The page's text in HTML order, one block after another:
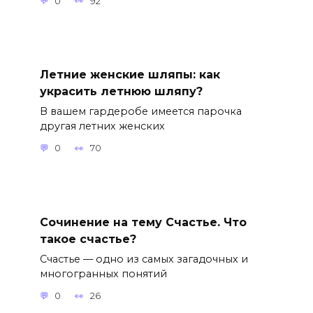
Летние женские шляпы: как
украсить летнюю шляпу?
В вашем гардеробе имеется парочка
другая летних женских
0 70
Сочинение на тему Счастье. Что
такое счастье?
Счастье — одно из самых загадочных и
многогранных понятий
0 26